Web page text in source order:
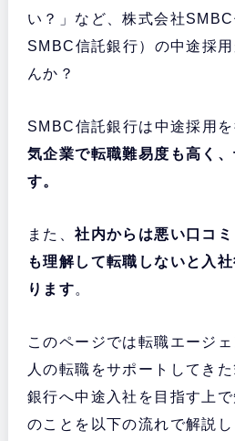
い？」など、株式会社SMBC
SMBC信託銀行）の中途採
んか？
SMBC信託銀行は中途採用を
気企業で転職難易度も高く
す。
また、社内からは悪い口コ
も理解して転職しないと入
ります。
このページでは転職エージ
人の転職をサポートしてき
銀行へ中途入社を目指す上
のことを以下の流れで解説し